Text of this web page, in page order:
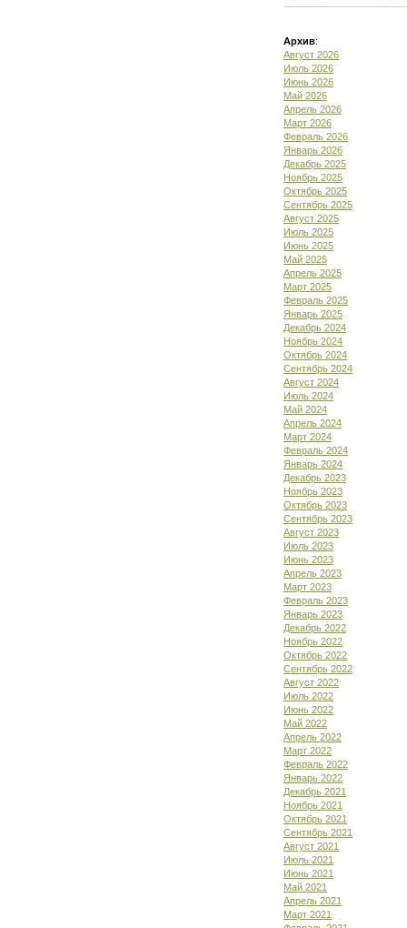
Архив:
Август 2026
Июль 2026
Июнь 2026
Май 2026
Апрель 2026
Март 2026
Февраль 2026
Январь 2026
Декабрь 2025
Ноябрь 2025
Октябрь 2025
Сентябрь 2025
Август 2025
Июль 2025
Июнь 2025
Май 2025
Апрель 2025
Март 2025
Февраль 2025
Январь 2025
Декабрь 2024
Ноябрь 2024
Октябрь 2024
Сентябрь 2024
Август 2024
Июль 2024
Май 2024
Апрель 2024
Март 2024
Февраль 2024
Январь 2024
Декабрь 2023
Ноябрь 2023
Октябрь 2023
Сентябрь 2023
Август 2023
Июль 2023
Июнь 2023
Апрель 2023
Март 2023
Февраль 2023
Январь 2023
Декабрь 2022
Ноябрь 2022
Октябрь 2022
Сентябрь 2022
Август 2022
Июль 2022
Июнь 2022
Май 2022
Апрель 2022
Март 2022
Февраль 2022
Январь 2022
Декабрь 2021
Ноябрь 2021
Октябрь 2021
Сентябрь 2021
Август 2021
Июль 2021
Июнь 2021
Май 2021
Апрель 2021
Март 2021